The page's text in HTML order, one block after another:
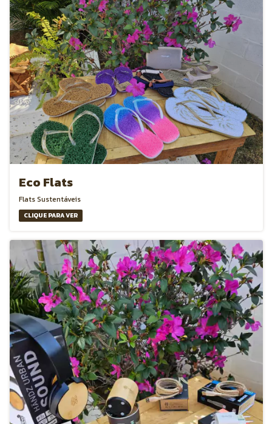
Eco Flats
Flats Sustentáveis
CLIQUE PARA VER